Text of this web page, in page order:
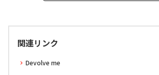
関連リンク
Devolve me